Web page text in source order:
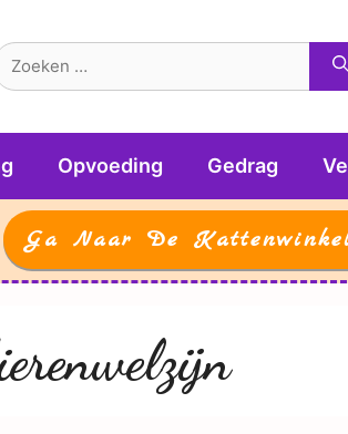
Opvoeding Gedrag
Ga Naar De